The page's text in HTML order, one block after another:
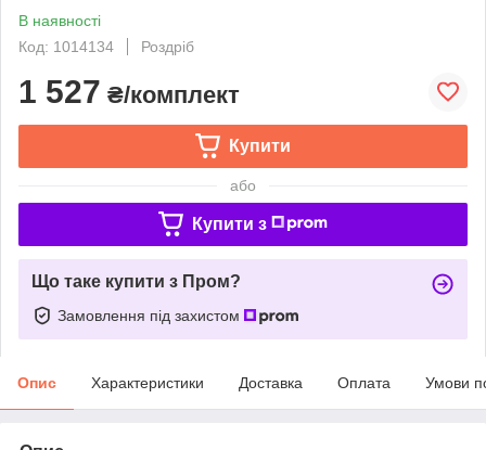
В наявності
Код: 1014134
Роздріб
1 527 ₴/комплект
Купити
або
Купити з
Що таке купити з Пром?
Замовлення під захистом
Опис Характеристики Доставка Оплата Умови